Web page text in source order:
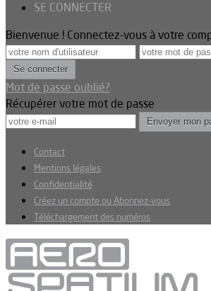
SE CONNECTER
Bienvenue ! Connectez-vous à votre
Mot de passe oublié?
Récupérer votre mot de passe
Contact
Mentions légales
Confidentialité
Créez un compte ou Abonnez-vous
Téléchargement des numéros